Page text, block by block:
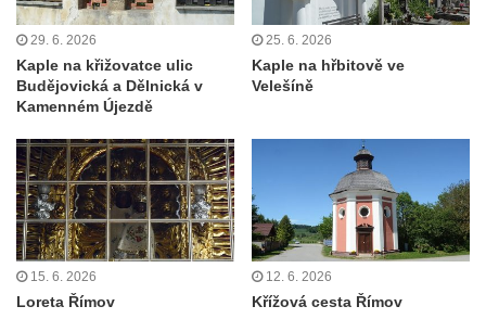
Krasíkov
Kaple Olivetské hory pod věží kostela
svatého Michaela Archanděla v Bochově
Mildeova kaple pod Ortelem
Kostel Zvěstování Panny Marie v Duchcově
Výklenková kaple v Teplické ulici u stadionu
v Duchcově
Evangelický kostel v Duchcově
Kostel svatých Petra a Pavla v Jeníkově
Kaple svaté Anny v Jeníkově
29. 6. 2026
Kaple na křižovatce ulic
Budějovická a Dělnická v
Kamenném Újezdě
25. 6. 2026
Kaple na hřbitově ve
Velešíně
15. 6. 2026
Loreta Římov
12. 6. 2026
Křížová cesta Římov